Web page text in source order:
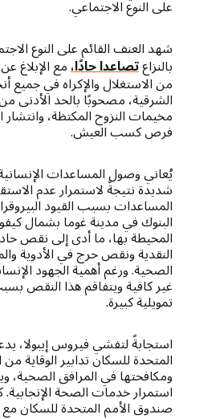
على النوع الاجتماعي.
شهد العنف القائم على النوع
بالنزاعتصاعدا حادًا،مع الإبلاغ
من الاستغلال والإكراه في جميع
الشرقية، مصحوبًا بالحد الأدنى
مخيمات النزوح المكتظة، وانتشار
فرص كسب العيش.
يُعاني وصول المساعدات
شديدة نتيجةً لاستمرار عدم
المساعدات بسبب القيود
البنوك في مدينة غوما بشمال
المحيطة بها، ما أدى إلى نقص
النقدية ونقص حرج في الأدوية
الصحية. ورغم أهمية الجهود
غير كافية ويتفاقم هذا النقص
تمويلية كبيرة.
استجابةً لتفشي فيروس إيبولا،
المتحدة للسكان تدابير الوقاية
ومكافحتها في المرافق
استمرار خدمات الصحة
صندوق الأمم المتحدة للسكان